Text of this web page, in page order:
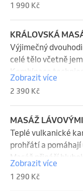
pro chvíle, kdy si
1 990 Kč
KRÁLOVSKÁ
Výjimečný
celé tělo včetně
Kombinace
uvolnění, pocit
pro chvíle, kdy si
Zobrazit více
2 390 Kč
MASÁŽ
Teplé vulkanické
prohřátí a
Masáž přináší
přetrvává dlouho po
Zobrazit více
1 290 Kč